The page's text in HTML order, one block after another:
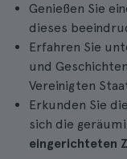
Genießen Sie
dieses
Erfahren Sie
und
Vereinigten
Erkunden Sie
sich die
eingerichteten